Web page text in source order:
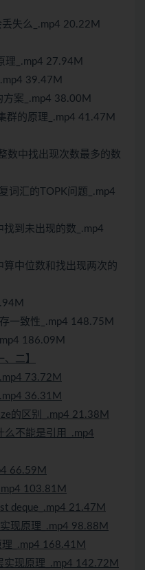
失么_.mp4 20.22M
理_.mp4 27.94M
39.47M
案_.mp4 38.00M
群的原理_.mp4 41.47M
数中找出现次数最多的数
词汇的TOPK问题_.mp4
到未出现的数_.mp4
中位数和找出现两次的
一致性_.mp4 148.75M
186.09M
二】
73.72M
36.31M
的区别_.mp4 21.38M
不能是引用_.mp4
66.59M
103.81M
deque_.mp4 21.47M
现原理_.mp4 98.88M
_.mp4 168.41M
实现原理_.mp4 142.72M